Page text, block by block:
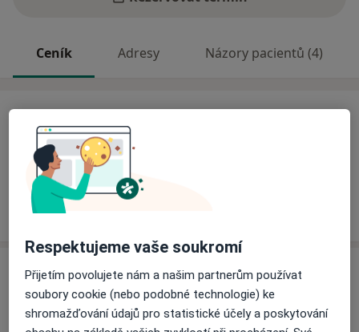
Ceník Adresy Názory pacientů (4)
Informace o službách a cenách nejsou k dispozici
Tento specialista ještě nepřidával žádné informace o
svých službách.
Adresa
Rehabilitace
nám. Gen. Knopa 837, Žamberk 56401
Respektujeme vaše soukromí
Přijetím povolujete nám a našim partnerům používat
soubory cookie (nebo podobné technologie) ke
shromažďování údajů pro statistické účely a poskytování